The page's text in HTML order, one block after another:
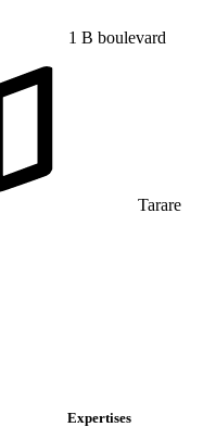
1 B boulevard
Tarare
Expertises